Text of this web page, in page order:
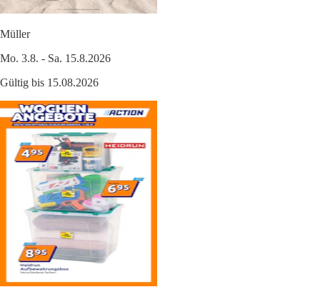
Müller
Mo. 3.8. - Sa. 15.8.2026
Gültig bis 15.08.2026